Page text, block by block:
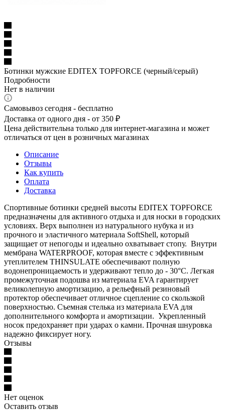
Ботинки мужские EDITEX TOPFORCE (черный/серый)
Подробности
Нет в наличии
Самовывоз сегодня - бесплатно
Доставка от одного дня - от 350 ₽
Цена действительна только для интернет-магазина и может
отличаться от цен в розничных магазинах
Описание
Отзывы
Как купить
Оплата
Доставка
Спортивные ботинки средней высоты EDITEX TOPFORCE
предназначены для активного отдыха и для носки в городских
условиях. Верх выполнен из натурального нубука и из
прочного и эластичного материала SoftShell, который
защищает от непогоды и идеально охватывает стопу. Внутри
мембрана WATERPROOF, которая вместе с эффективным
утеплителем THINSULATE обеспечивают полную
водонепроницаемость и удерживают тепло до - 30°C. Легкая
промежуточная подошва из материала EVA гарантирует
великолепную амортизацию, а рельефный резиновый
протектор обеспечивает отличное сцепление со скользкой
поверхностью. Съемная стелька из материала EVA для
дополнительного комфорта и амортизации. Укрепленный
носок предохраняет при ударах о камни. Прочная шнуровка
надежно фиксирует ногу.
Отзывы
Нет оценок
Оставить отзыв